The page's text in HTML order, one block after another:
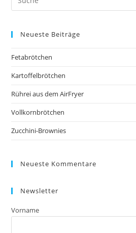
Neueste Beiträge
Fetabrötchen
Kartoffelbrötchen
Rührei aus dem AirFryer
Vollkornbrötchen
Zucchini-Brownies
Neueste Kommentare
Newsletter
Vorname